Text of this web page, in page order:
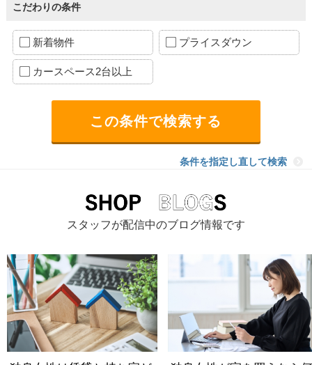
こだわりの条件
新着物件 プライスダウン
カースペース2台以上
条件を指定し直して検索
スタッフが配信中のブログ情報です